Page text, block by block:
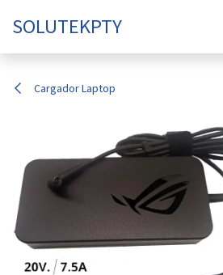
SOLUTEKPTY
Cargador Laptop